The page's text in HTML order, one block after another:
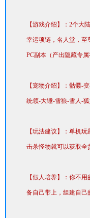
【游戏介绍】：2个大
幸运项链，名人堂，至
PC副本（产出隐藏专
【宠物介绍】：骷髅-
统领-大锤-雪狼-雪人-
【玩法建议】：单机
击杀怪物就可以获取全
【假人培养】：你不
备自己带上，组建自己